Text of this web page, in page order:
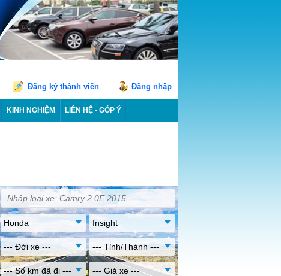
Đăng ký thành viên Đăng nhập
KINH NGHIỆM LIÊN HỆ - GÓP Ý
Honda Insight
--- Đời xe --- --- Tỉnh/Thành ---
--- Số km đã đi --- --- Giá xe ---